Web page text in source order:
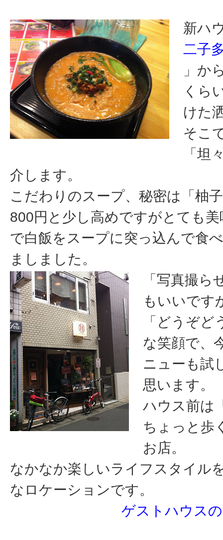
新ハ
二子
」か
くら
けた
そこ
「坦
介します。
こだわりのスープ、秘密は「柚
800円と少し高めですがとても
で白飯をスープに突っ込んで食
ましました。
「写真撮ら
もいいです
「どうぞど
な笑顔で、
ニューも試
思います。
ハウス前は
ちょっと歩
お店。
なかなか楽しいライフスタイル
なロケーションです。
ゲストハウス